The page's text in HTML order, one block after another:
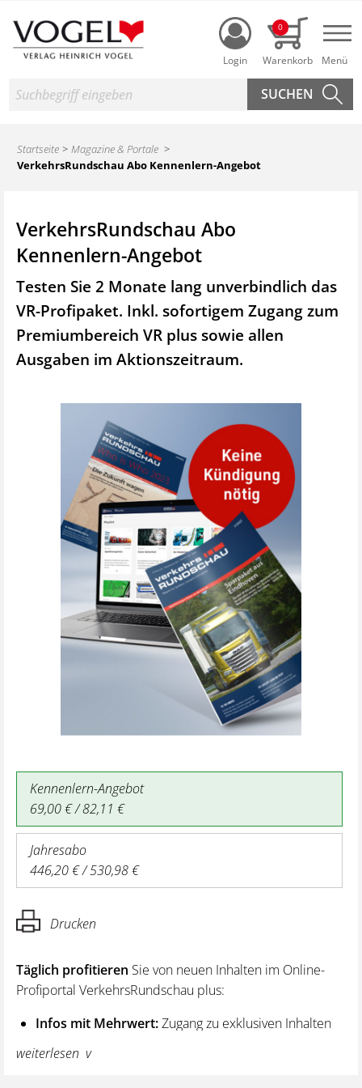
Login
0
Suche
Startseite
Magazine & Portale
VerkehrsRundschau Abo Kennenlern-Angebot
VerkehrsRundschau Abo
Kennenlern-Angebot
Testen Sie 2 Monate lang unverbindlich das
VR-Profipaket. Inkl. sofortigem Zugang zum
Premiumbereich VR plus sowie allen
Ausgaben im Aktionszeitraum.
Kennenlern-Angebot
69,00 € / 82,11 €
Jahresabo
446,20 € / 530,98 €
Drucken
Täglich profitieren Sie von neuen Inhalten im Online-
Profiportal VerkehrsRundschau plus:
Infos mit Mehrwert:Zugang zu exklusiven Inhalten
und Hintergrundwissen – von aktuellen Regelungen
wie z. B. bei den Lenk- und Ruhezeiten,
weiterlesen